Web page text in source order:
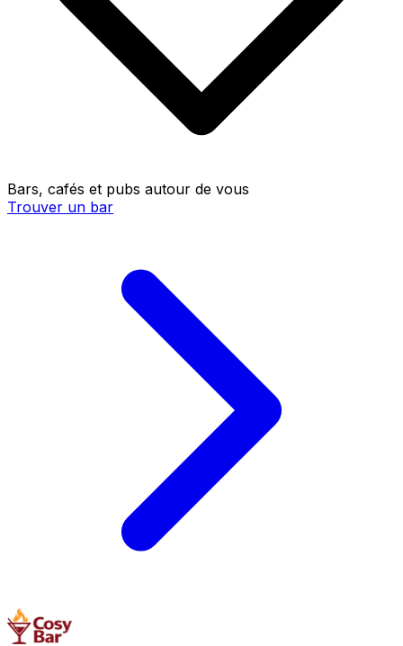
Bars, cafés et pubs autour de vous
Trouver un bar